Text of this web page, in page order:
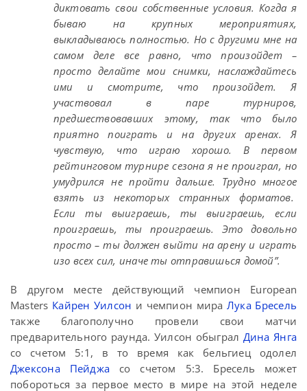
диктовать свои собственные условия. Когда я
бываю на крупных мероприятиях,
выкладываюсь полностью. Но с другими мне на
самом деле все равно, что произойдет –
просто делайте мои снимки, наслаждайтесь
ими и смотрите, что произойдет. Я
участвовал в паре турниров,
предшествовавших этому, так что было
приятно поиграть и на других аренах. Я
чувствую, что играю хорошо. В первом
рейтинговом турнире сезона я не проиграл, но
умудрился не пройти дальше. Трудно многое
взять из некоторых странных форматов.
Если ты выиграешь, ты выиграешь, если
проиграешь, ты проиграешь. Это довольно
просто – ты должен выйти на арену и играть
изо всех сил, иначе ты отправишься домой”.
В другом месте действующий чемпион European
Masters Кайрен Уилсон и чемпион мира Лука Бресель
также благополучно провели свои матчи
предварительного раунда. Уилсон обыграл Дина Янга
со счетом 5:1, в то время как бельгиец одолел
Джексона Пейджа со счетом 5:3. Бресель может
побороться за первое место в мире на этой неделе